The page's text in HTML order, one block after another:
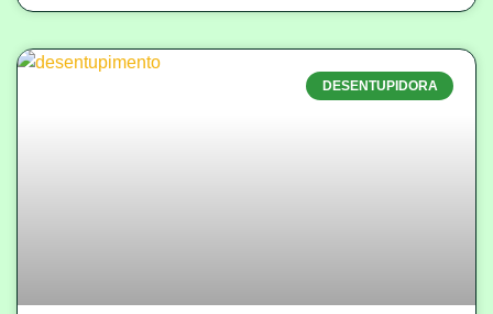
DESENTUPIDORA